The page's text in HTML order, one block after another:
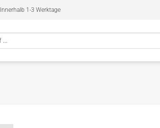
Innerhalb 1-3 Werktage